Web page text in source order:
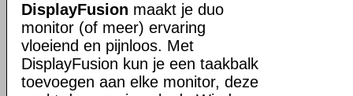
DisplayFusion maakt je duo
monitor (of meer) ervaring
vloeiend en pijnloos. Met
DisplayFusion kun je een taakbalk
toevoegen aan elke monitor, deze